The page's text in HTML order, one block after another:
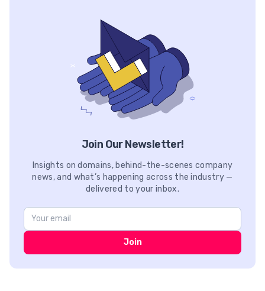
Join Our Newsletter!
Insights on domains, behind-the-scenes company
news, and what’s happening across the industry —
delivered to your inbox.
Join